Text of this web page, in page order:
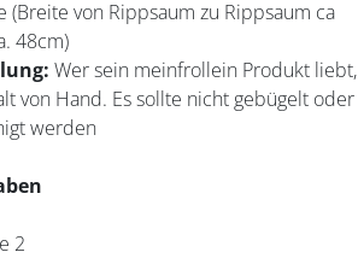
(Breite von Rippsaum zu Rippsaum ca
48cm)
Wer sein meinfrollein Produkt liebt,
von Hand. Es sollte nicht gebügelt oder
werden
2